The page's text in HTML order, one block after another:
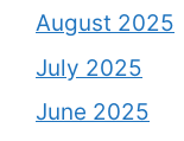
August 2025
July 2025
June 2025